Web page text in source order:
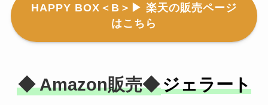
HAPPY BOX＜B＞ ▶ 楽天の販売ページ
はこちら
◆ Amazon販売◆ジェラート